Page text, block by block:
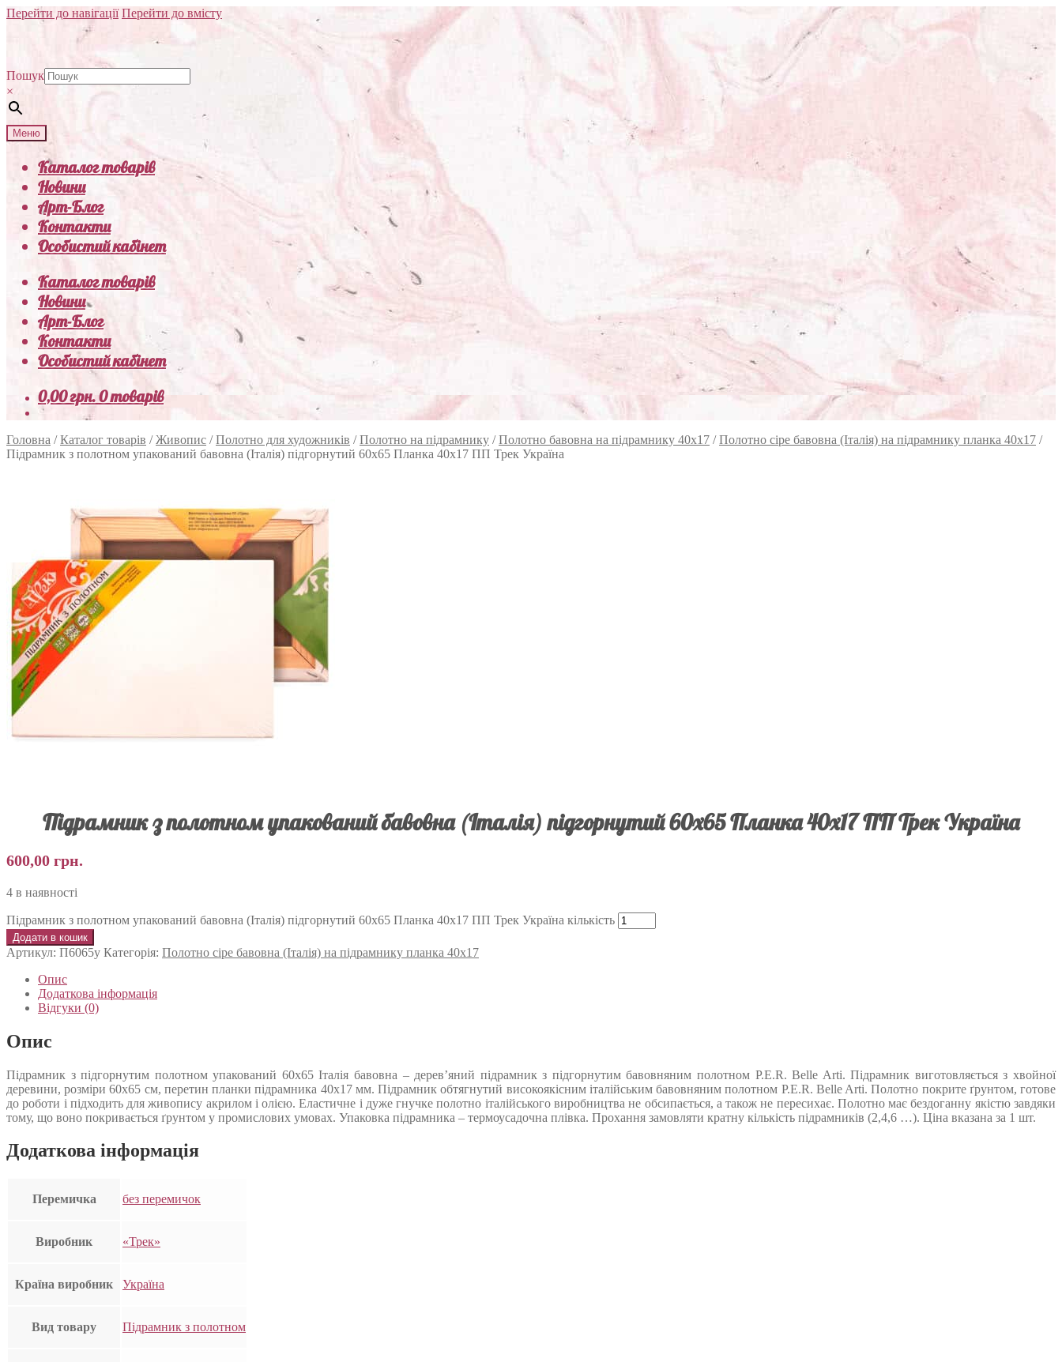
Перейти до навігації Перейти до вмісту
Пошук
×
Меню
Каталог товарів
Новини
Арт-Блог
Контакти
Особистий кабінет
Каталог товарів
Новини
Арт-Блог
Контакти
Особистий кабінет
0,00грн.0 товарів
Головна /Каталог товарів /Живопис /Полотно для художників /Полотно на підрамнику /Полотно бавовна на підрамнику 40х17 /Полотно сіре бавовна (Італія) на підрамнику планка 40х17 /
Підрамник з полотном упакований бавовна (Італія) підгорнутий 60х65 Планка 40х17 ПП Трек Україна
Підрамник з полотном упакований бавовна (Італія) підгорнутий 60х65 Планка 40х17 ПП Трек Україна
600,00 грн.
4 в наявності
Підрамник з полотном упакований бавовна (Італія) підгорнутий 60х65 Планка 40х17 ПП Трек Україна кількість
Додати в кошик
Артикул: П6065у Категорія: Полотно сіре бавовна (Італія) на підрамнику планка 40х17
Опис
Додаткова інформація
Відгуки (0)
Опис
Підрамник з підгорнутим полотном упакований 60х65 Італія бавовна – дерев’яний підрамник з підгорнутим бавовняним полотном P.E.R. Belle Arti. Підрамник виготовляється з хвойної
деревини, розміри 60х65 см, перетин планки підрамника 40х17 мм. Підрамник обтягнутий високоякісним італійським бавовняним полотном P.E.R. Belle Arti. Полотно покрите ґрунтом, готове
до роботи і підходить для живопису акрилом і олією. Еластичне і дуже гнучке полотно італійського виробництва не обсипається, а також не пересихає. Полотно має бездоганну якістю завдяки
тому, що воно покривається ґрунтом у промислових умовах. Упаковка підрамника – термоусадочна плівка. Прохання замовляти кратну кількість підрамників (2,4,6 …). Ціна вказана за 1 шт.
Додаткова інформація
Перемичка без перемичок
Виробник «Трек»
Країна виробник Україна
Вид товару Підрамник з полотном